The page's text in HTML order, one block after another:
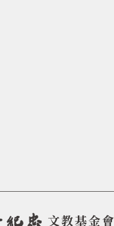
文教基金會